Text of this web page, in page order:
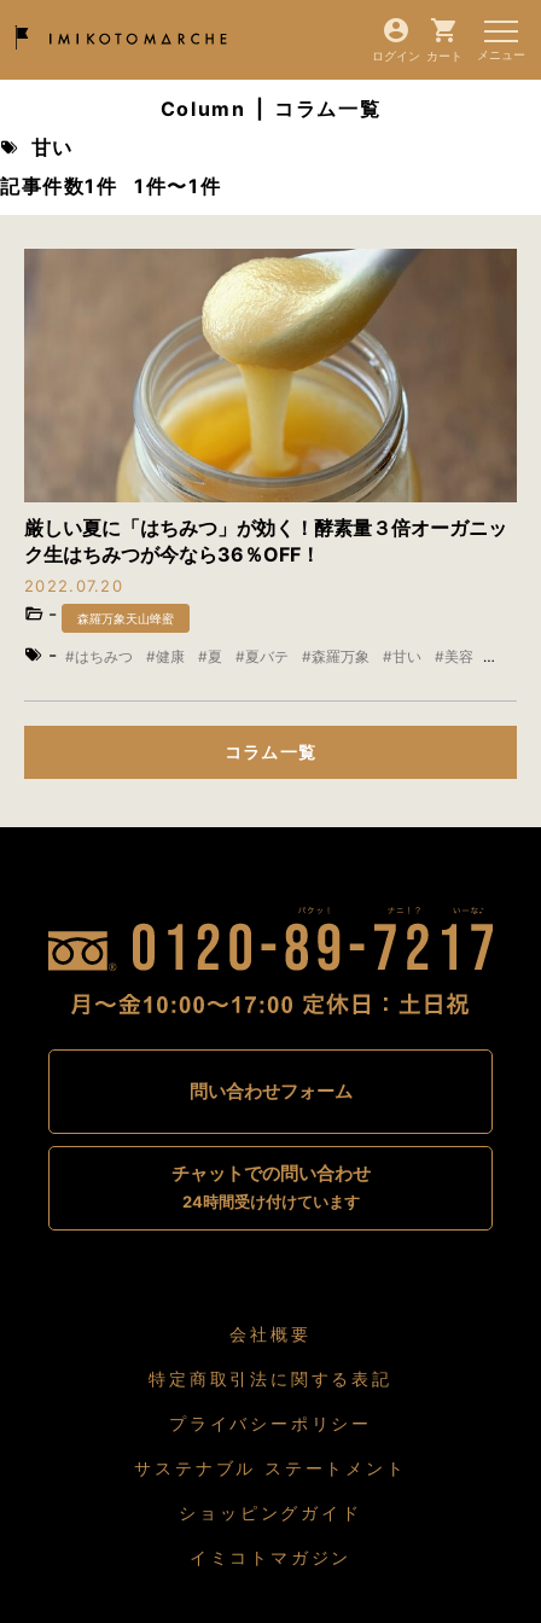
ログイン カート
Column
コラム一覧
甘い
記事件数1件
1件〜1件
厳しい夏に「はちみつ」が効く！酵素量３倍オーガニッ
ク生はちみつが今なら36％OFF！
2022.07.20
- 森羅万象天山蜂蜜
- はちみつ 健康 夏 夏バテ 森羅万象 甘い
美容
コラム一覧
会社概要
特定商取引法に関する表記
プライバシーポリシー
サステナブル ステートメント
ショッピングガイド
イミコトマガジン
問い合わせフォーム
チャットでの問い合わせ
24時間受け付けています